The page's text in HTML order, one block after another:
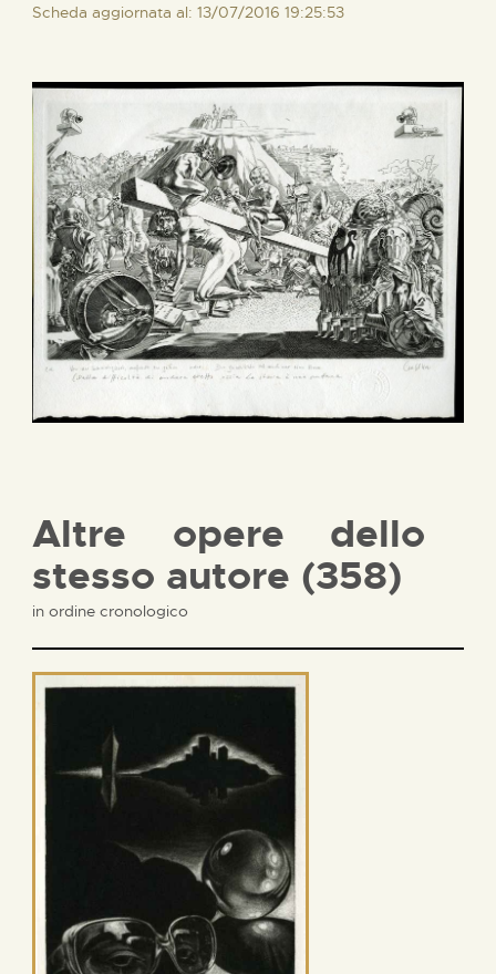
Scheda aggiornata al: 13/07/2016 19:25:53
Altre opere dello
stesso autore (358)
in ordine cronologico